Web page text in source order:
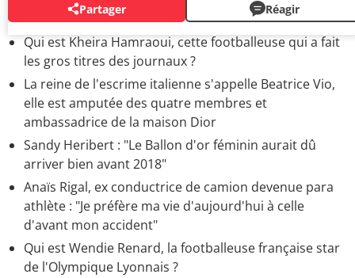
Partager Réagir
BIOS
Qui est Kheira Hamraoui, cette footballeuse qui a fait
les gros titres des journaux ?
La reine de l'escrime italienne s'appelle Beatrice Vio,
elle est amputée des quatre membres et
ambassadrice de la maison Dior
Sandy Heribert : "Le Ballon d'or féminin aurait dû
arriver bien avant 2018"
Anaïs Rigal, ex conductrice de camion devenue para
athlète : "Je préfère ma vie d'aujourd'hui à celle
d'avant mon accident"
Qui est Wendie Renard, la footballeuse française star
de l'Olympique Lyonnais ?